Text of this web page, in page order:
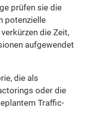
prüfen sie die
potenzielle
die Zeit,
aufgewendet
die als
oder die
Traffic-